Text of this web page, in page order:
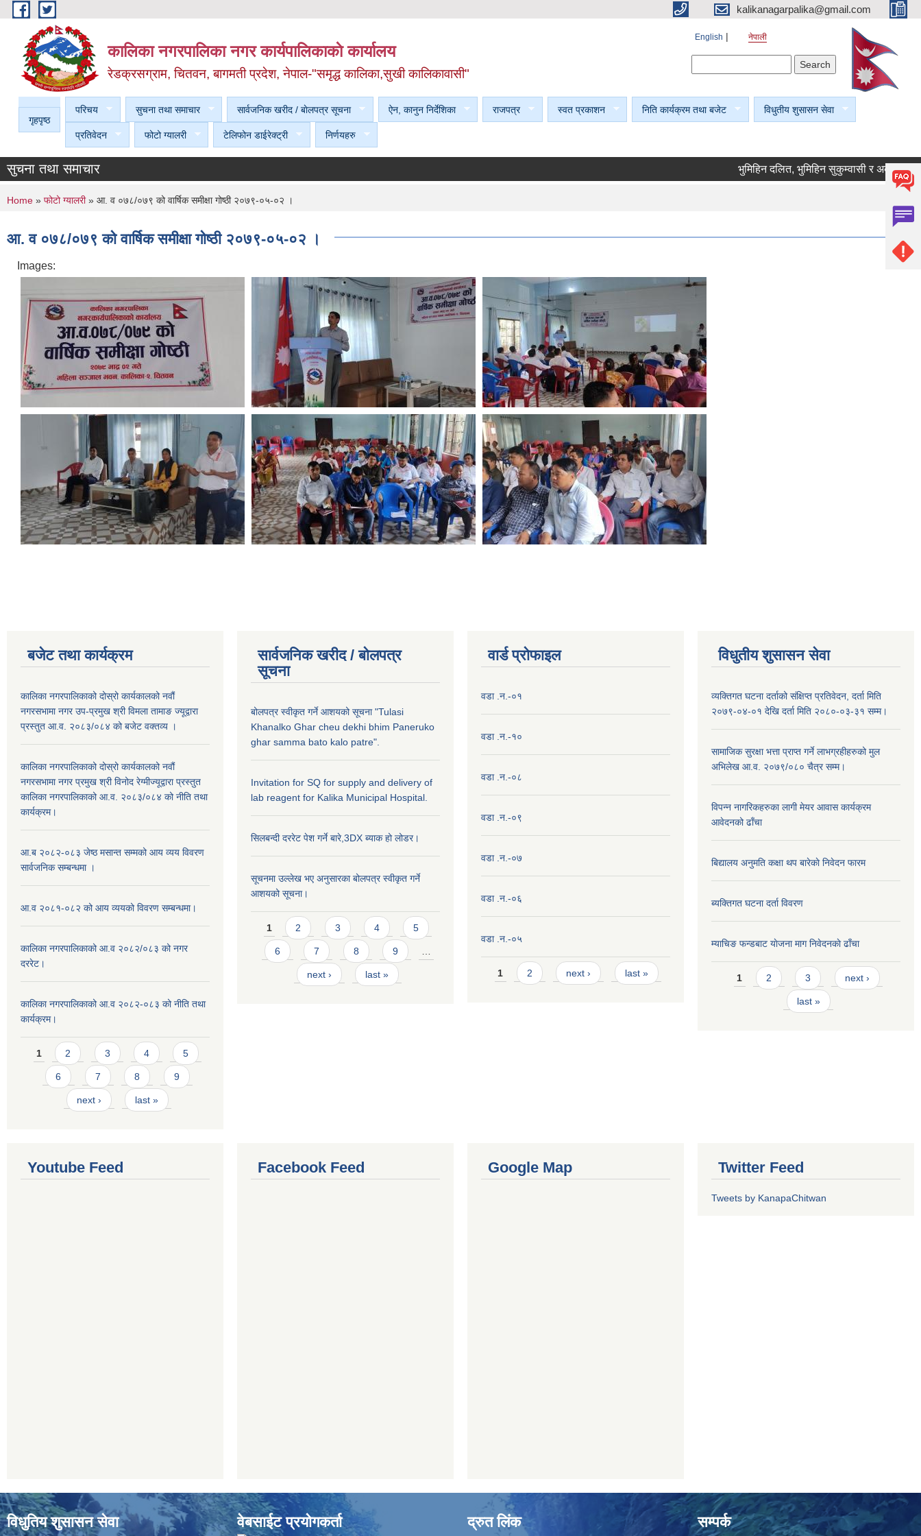
Skip to main content kalikanagarpalika@gmail.com
कालिका नगरपालिका नगर कार्यपालिकाकाे कार्यालय
रेडक्रसग्राम, चितवन, बागमती प्रदेश, नेपाल-"समृद्ध कालिका,सुखी कालिकावासी"
English नेपाली
गृहपृष्ठ
परिचय सुचना तथा समाचार सार्वजनिक खरीद / बाेलपत्र सूचना ऐन, कानुन निर्देशिका राजपत्र स्वत प्रकाशन निति कार्यक्रम तथा बजेट विधुतीय शुसासन सेवा
प्रतिवेदन फोटो ग्यालरी टेलिफोन डाईरेक्ट्री निर्णयहरु
सुचना तथा समाचार भुमिहिन दलित, भुमिहिन सुकुम्वासी र अब्यवस्थित
You are here
Home » फोटो ग्यालरी» आ. व ०७८/०७९ को वार्षिक समीक्षा गोष्ठी २०७९-०५-०२ ।
आ. व ०७८/०७९ को वार्षिक समीक्षा गोष्ठी २०७९-०५-०२ ।
Images:
बजेट तथा कार्यक्रम
कालिका नगरपालिकाको दोस्रो कार्यकालको नवौं
नगरसभामा नगर उप-प्रमुख श्री विमला तामाङ ज्यूद्वारा
प्रस्तुत आ.व. २०८३/०८४ को बजेट वक्तव्य ।
कालिका नगरपालिकाको दोस्रो कार्यकालको नवौं
नगरसभामा नगर प्रमुख श्री विनोद रेग्मीज्यूद्वारा प्रस्तुत
कालिका नगरपालिकाको आ.व. २०८३/०८४ को नीति तथा
कार्यक्रम।
आ.ब २०८२-०८३ जेष्ठ मसान्त सम्मको आय व्यय विवरण
सार्वजनिक सम्बन्धमा ।
आ.व २०८१-०८२ को आय व्ययको विवरण सम्बन्धमा।
कालिका नगरपालिकाको आ.व २०८२/०८३ को नगर
दररेट।
कालिका नगरपालिकाको आ.व २०८२-०८३ को नीति तथा
कार्यक्रम।
Pages
1 2 3 4 5
6 7 8 9
next › last »
सार्वजनिक खरीद / बाेलपत्र
सूचना
बोलपत्र स्वीकृत गर्ने आशयको सूचना "Tulasi
Khanalko Ghar cheu dekhi bhim Paneruko
ghar samma bato kalo patre".
Invitation for SQ for supply and delivery of
lab reagent for Kalika Municipal Hospital.
सिलबन्दी दररेट पेश गर्ने बारे,3DX ब्याक हो लोडर।
सूचनमा उल्लेख भए अनुसारका बोलपत्र स्वीकृत गर्ने
आशयको सूचना।
Pages
1 2 3 4 5
6 7 8 9
next › last »
वार्ड प्राेफाइल
वडा .न.-०१
वडा .न.-१०
वडा .न.-०८
वडा .न.-०९
वडा .न.-०७
वडा .न.-०६
वडा .न.-०५
Pages
1 2 next › last »
विधुतीय शुसासन सेवा
व्यक्तिगत घटना दर्ताको संक्षिप्त प्रतिवेदन, दर्ता मिति
२०७९-०४-०१ देखि दर्ता मिति २०८०-०३-३१ सम्म।
सामाजिक सुरक्षा भत्ता प्राप्त गर्ने लाभग्रहीहरुको मुल
अभिलेख आ.व. २०७९/०८० चैत्र सम्म।
विपन्न नागरिकहरुका लागी मेयर आवास कार्यक्रम
आवेदनको ढाँचा
बिद्यालय अनुमति कक्षा थप बारेकाे निवेदन फारम
ब्यक्तिगत घटना दर्ता विवरण
म्याचिङ फन्डबाट याेजना माग निवेदनकाे ढाँचा
Pages
1 2 3 next ›
last »
Youtube Feed Facebook Feed Google Map Twitter Feed
Tweets by KanapaChitwan
विधुतिय शुसासन सेवा वेबसाईट प्रयोगकर्ता द्रुत लिंक सम्पर्क